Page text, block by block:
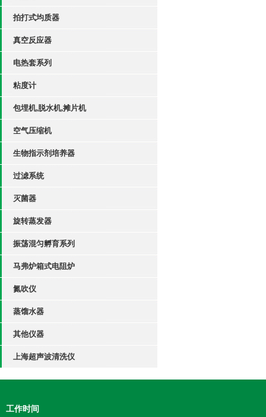
拍打式均质器
真空反应器
电热套系列
粘度计
包埋机,脱水机,摊片机
空气压缩机
生物指示剂培养器
过滤系统
灭菌器
旋转蒸发器
振荡混匀孵育系列
马弗炉箱式电阻炉
氮吹仪
蒸馏水器
其他仪器
上海超声波清洗仪
工作时间